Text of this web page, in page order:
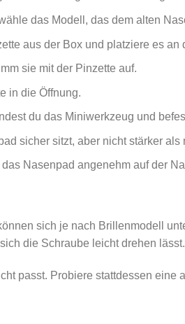
das Modell, das dem alten
aus der Box und platziere es an
sie mit der Pinzette auf.
in die Öffnung.
du das Miniwerkzeug und
sicher sitzt, aber nicht stärker als
Nasenpad angenehm auf der
sich je nach Brillenmodell
die Schraube leicht drehen lässt.
passt. Probiere stattdessen